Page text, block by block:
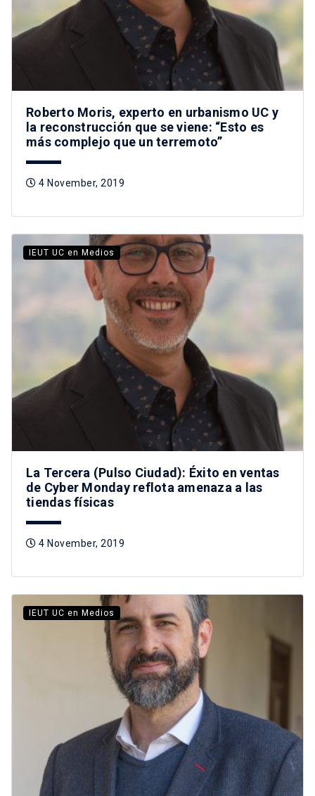
Roberto Moris, experto en urbanismo UC y
la reconstrucción que se viene: “Esto es
más complejo que un terremoto”
4 November, 2019
IEUT UC en Medios
La Tercera (Pulso Ciudad): Éxito en ventas
de Cyber Monday reflota amenaza a las
tiendas físicas
4 November, 2019
IEUT UC en Medios